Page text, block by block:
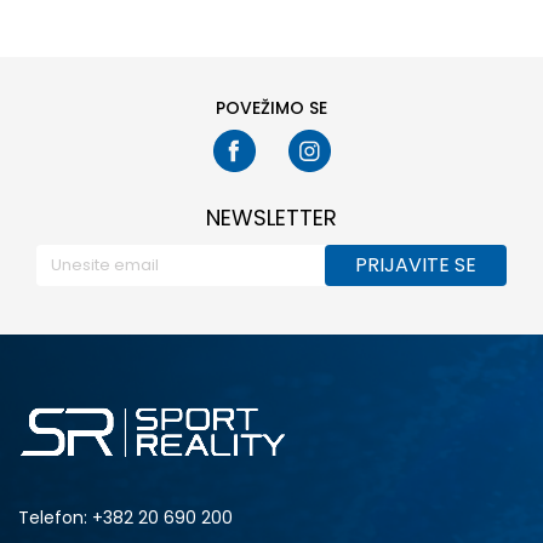
POVEŽIMO SE
NEWSLETTER
PRIJAVITE SE
Telefon: +382 20 690 200